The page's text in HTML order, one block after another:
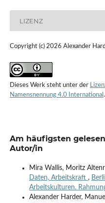
LIZENZ
Copyright (c) 2026 Alexander
Dieses Werk steht unter der
Namensnennung 4.0 International .
Am häufigsten
Autor/in
Mira Wallis, Moritz
Daten, Arbeitskraft ,
Arbeitskulturen.
Alexander Harder,